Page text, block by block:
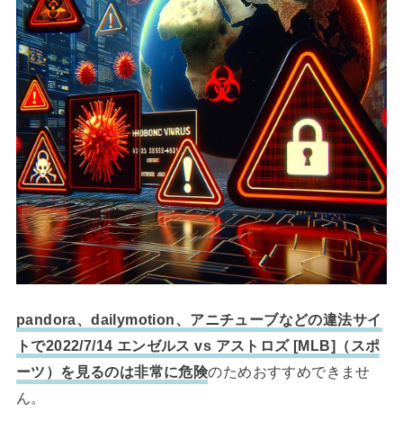
pandora、dailymotion、アニチューブなどの違法サイ
トで2022/7/14 エンゼルス vs アストロズ [MLB]（スポ
ーツ）を見るのは非常に危険のためおすすめできませ
ん。